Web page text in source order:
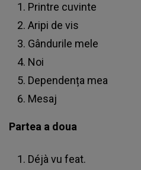
Printre cuvinte
Aripi de vis
Gândurile mele
Noi
Dependența mea
Mesaj
Partea a doua
Déjà vu feat.